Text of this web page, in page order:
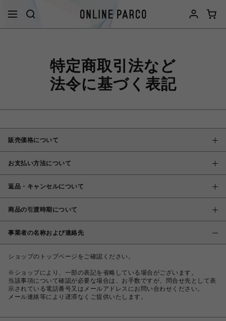
特定商取引法など
法令に基づく表記
販売価格について
お支払い方法について
返品・キャンセルについて
商品の引渡時期について
事業者の名称および連絡先
ショップのトップページをご確認ください。
※ショップにより、一部の表記を省略している場合がございます。
当該事項について確認が必要な場合は、お手数ですが、問合せ先として表
示されている電話番号又はメールアドレスにお問い合わせください。
メール連絡等により遅滞なくご提供いたします。